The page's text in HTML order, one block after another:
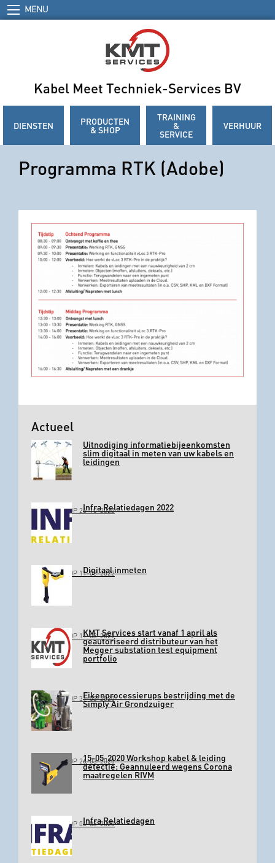
MENU
Kabel Meet Techniek-Services BV
DIENSTEN PRODUCTEN
& SHOP
TRAINING
&
SERVICE
VERHUUR
Programma RTK (Adobe)
Actueel
Uitnodiging informatiebijeenkomsten
slim digitaal in meten van uw kabels en
leidingen
GEPLAATST OP 26-10-2022Infra Relatiedagen 2022
GEPLAATST OP 11-03-2022Digitaal inmeten
GEPLAATST OP 11-03-2022KMT Services start vanaf 1 april als
geautoriseerd distributeur van het
Megger substation test equipment
portfolio
GEPLAATST OP 31-03-2020Eikenprocessierups bestrijding met de
Simply Air Grondzuiger
GEPLAATST OP 26-03-202015-05-2020 Workshop kabel & leiding
detectie: Geannuleerd wegens Corona
maatregelen RIVM
GEPLAATST OP 04-03-2020Infra Relatiedagen